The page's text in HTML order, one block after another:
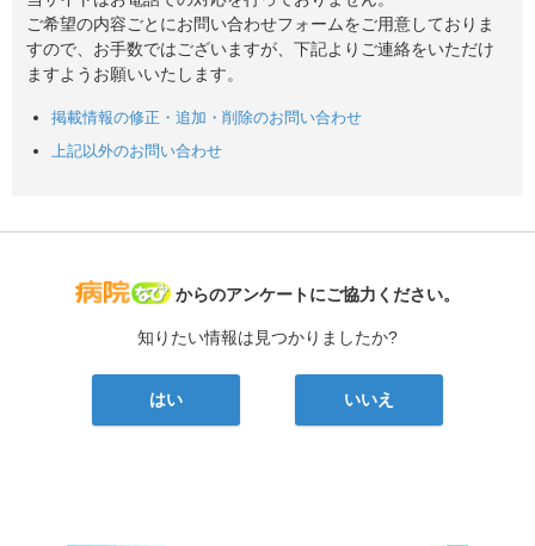
ご希望の内容ごとにお問い合わせフォームをご用意しておりま
すので、お手数ではございますが、下記よりご連絡をいただけ
ますようお願いいたします。
掲載情報の修正・追加・削除のお問い合わせ
上記以外のお問い合わせ
病院なび
からのアンケートにご協力ください。
知りたい情報は見つかりましたか?
はい いいえ